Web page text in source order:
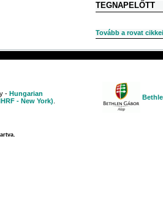
TEGNAPELŐTT
Tovább a rovat
- Hungarian
- New York)